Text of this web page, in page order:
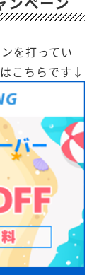
を打ってい
こちらです↓